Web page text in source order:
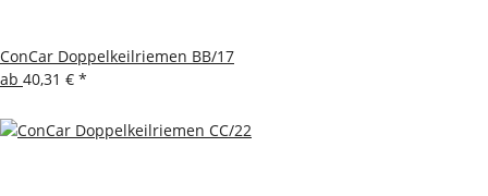
ConCar Doppelkeilriemen BB/17
ab 40,31 € *